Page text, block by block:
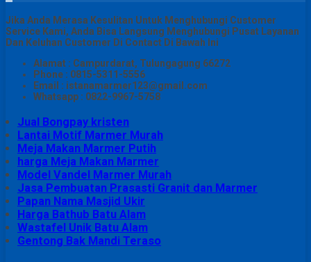
Jika Anda Merasa Kesulitan Untuk Menghubungi Customer
Service Kami, Anda Bisa Langsung Menghubungi Pusat Layanan
Dan Keluhan Customer Di Contact Di Bawah Ini
Alamat : Campurdarat, Tulungagung 66272
Phone : 0815-5311-5556
Email : istanamarmer123@gmail.com
Whatsapp : 0822-9967-5758
Jual Bongpay kristen
Lantai Motif Marmer Murah
Meja Makan Marmer Putih
harga Meja Makan Marmer
Model Vandel Marmer Murah
Jasa Pembuatan Prasasti Granit dan Marmer
Papan Nama Masjid Ukir
Harga Bathub Batu Alam
Wastafel Unik Batu Alam
Gentong Bak Mandi Teraso